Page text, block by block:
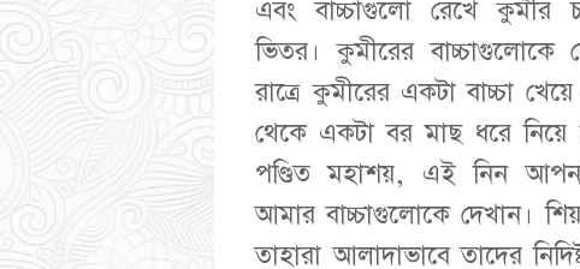
এবং বাচ্চাগুলো রেখে
ভিতর। কুমীরের
রাত্রে কুমীরের একটা বাচ্চা
থেকে একটা বর মাছ ধরে
পণ্ডিত মহাশয়, এই নিন
আমার বাচ্চাগুলোকে দেখান।
তাহারা আলাদাভাবে তাদের